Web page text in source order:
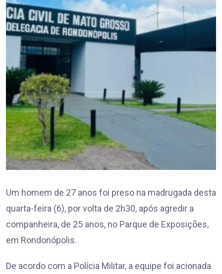
Um homem de 27 anos foi preso na madrugada desta
quarta-feira (6), por volta de 2h30, após agredir a
companheira, de 25 anos, no Parque de Exposições,
em Rondonópolis.
De acordo com a Polícia Militar, a equipe foi acionada